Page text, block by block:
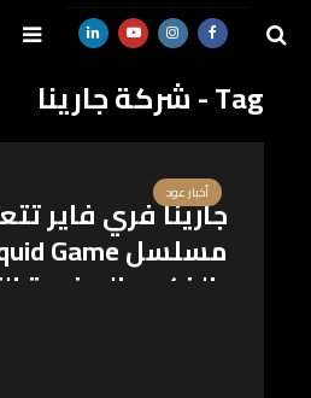
Tag - شركة جارينا
أخبار عود
جارينا فري فاير
بالذكرى السنوية